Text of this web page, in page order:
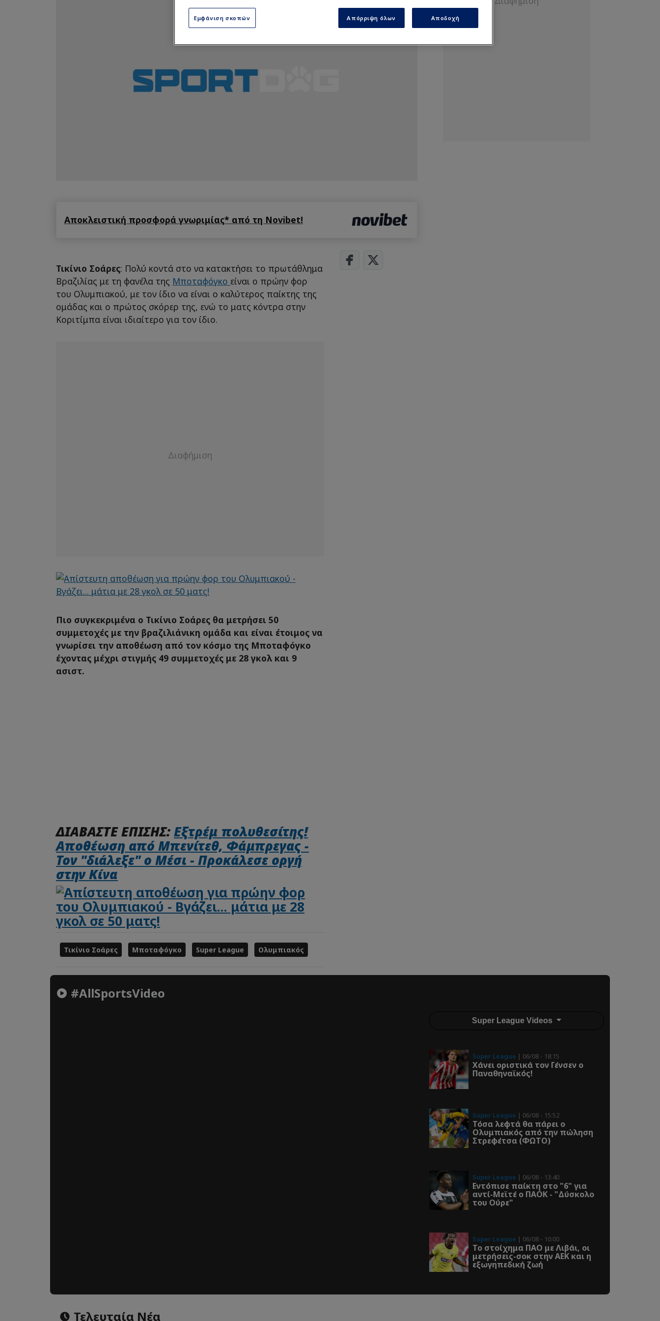
Αποκλειστική προσφορά γνωριμίας* από τη Novibet!
Τικίνιο Σοάρες: Πολύ κοντά στο να κατακτήσει το πρωτάθλημα
Βραζιλίας με τη φανέλα της Μποταφόγκο είναι ο πρώην φορ
του Ολυμπιακού, με τον ίδιο να είναι ο καλύτερος παίκτης της
ομάδας και ο πρώτος σκόρερ της, ενώ το ματς κόντρα στην
Κοριτίμπα είναι ιδιαίτερο για τον ίδιο.
Πιο συγκεκριμένα ο Τικίνιο Σοάρες θα μετρήσει 50
συμμετοχές με την βραζιλιάνικη ομάδα και είναι έτοιμος να
γνωρίσει την αποθέωση από τον κόσμο της Μποταφόγκο
έχοντας μέχρι στιγμής 49 συμμετοχές με 28 γκολ και 9
ασιστ.
ΔΙΑΒΑΣΤΕ ΕΠΙΣΗΣ:Εξτρέμ πολυθεσίτης!
Αποθέωση από Μπενίτεθ, Φάμπρεγας -
Τον "διάλεξε" ο Μέσι - Προκάλεσε οργή
στην Κίνα
Τικίνιο Σοάρες Μποταφόγκο Super League Ολυμπιακός
#AllSportsVideo
Super League Videos
Super League | 06/08 - 18:15
Χάνει οριστικά τον Γένσεν ο
Παναθηναϊκός!
Super League | 06/08 - 15:52
Τόσα λεφτά θα πάρει ο
Ολυμπιακός από την πώληση
Στρεφέτσα (ΦΩΤΟ)
Super League | 06/08 - 13:40
Εντόπισε παίκτη στο "6" για
αντί-Μεϊτέ ο ΠΑΟΚ - "Δύσκολο
του Ούρε"
Super League | 06/08 - 10:00
Το στοίχημα ΠΑΟ με Λιβάι, οι
μετρήσεις-σοκ στην ΑΕΚ και η
εξωγηπεδική ζωή
Τελευταία Νέα
Εμφάνιση σκοπών Απόρριψη όλων Αποδοχή